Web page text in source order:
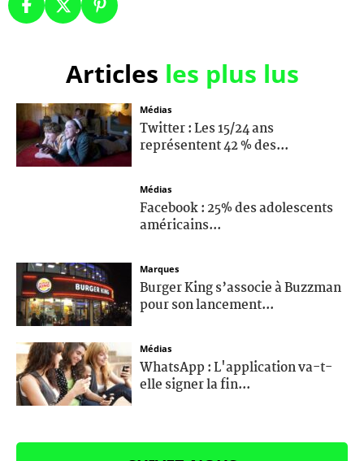
Articles les plus lus
Médias
Twitter : Les 15/24 ans
représentent 42 % des...
Médias
Facebook : 25% des adolescents
américains...
Marques
Burger King s’associe à Buzzman
pour son lancement...
Médias
WhatsApp : L'application va-t-
elle signer la fin...